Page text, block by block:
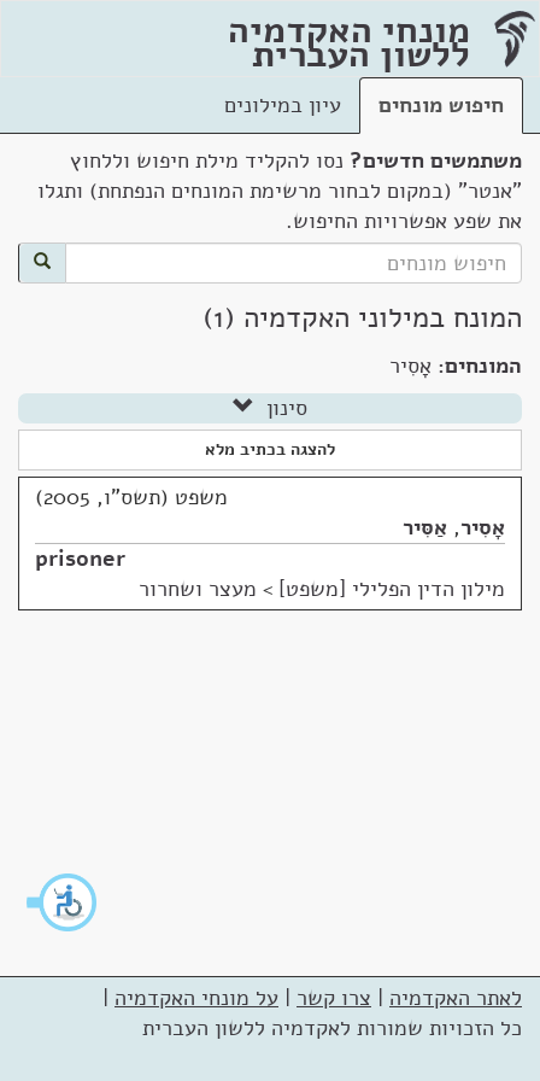
מונחי האקדמיה
ללשון העברית
חיפוש מונחים
עיון במילונים
משתמשים חדשים? נסו להקליד מילת חיפוש וללחוץ
"אנטר" (במקום לבחור מרשימת המונחים הנפתחת) ותגלו
את שפע אפשרויות החיפוש.
המונח במילוני האקדמיה (1)
המונחים: אָסִיר
סינון
להצגה בכתיב מלא
משפט (תשס"ו, 2005)
אָסִיר, אַסִּיר
prisoner
מילון הדין הפלילי [משפט] > מעצר ושחרור
לאתר האקדמיה | צרו קשר | על מונחי האקדמיה |
כל הזכויות שמורות לאקדמיה ללשון העברית